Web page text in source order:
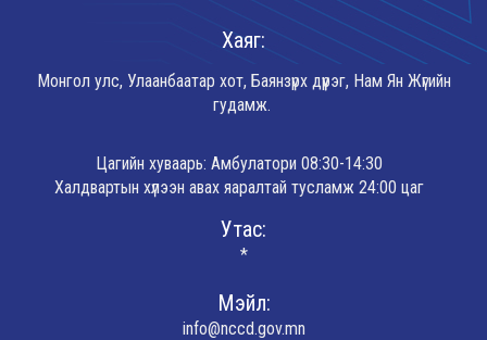
Хаяг:
Монгол улс, Улаанбаатар хот, Баянзүрх дүүрэг, Нам Ян Жүгийн
гудамж.
Цагийн хуваарь: Амбулатори 08:30-14:30
Халдвартын хүлээн авах яаралтай тусламж 24:00 цаг
Утас:
*
Мэйл:
info@nccd.gov.mn